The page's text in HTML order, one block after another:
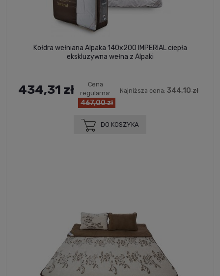
Kołdra wełniana Alpaka 140x200 IMPERIAL ciepła
ekskluzywna wełna z Alpaki
434,31 zł
Cena
regularna:
467,00 zł
Najniższa cena: 344,10 zł
DO KOSZYKA